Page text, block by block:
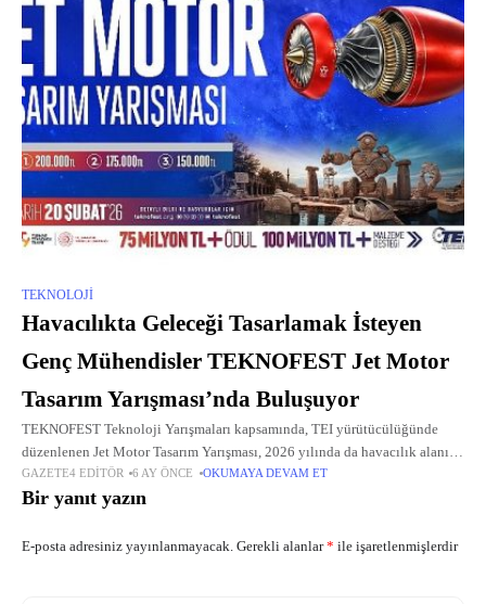
TEKNOLOJI
Havacılıkta Geleceği Tasarlamak İsteyen
Genç Mühendisler TEKNOFEST Jet Motor
Tasarım Yarışması’nda Buluşuyor
TEKNOFEST Teknoloji Yarışmaları kapsamında, TEI yürütücülüğünde
düzenlenen Jet Motor Tasarım Yarışması, 2026 yılında da havacılık alanına
ilgi duyan genç mühendisleri bir araya getiriyor.
GAZETE4 EDITÖR 6 AY ÖNCE OKUMAYA DEVAM ET
Bir yanıt yazın
E-posta adresiniz yayınlanmayacak. Gerekli alanlar* ile işaretlenmişlerdir